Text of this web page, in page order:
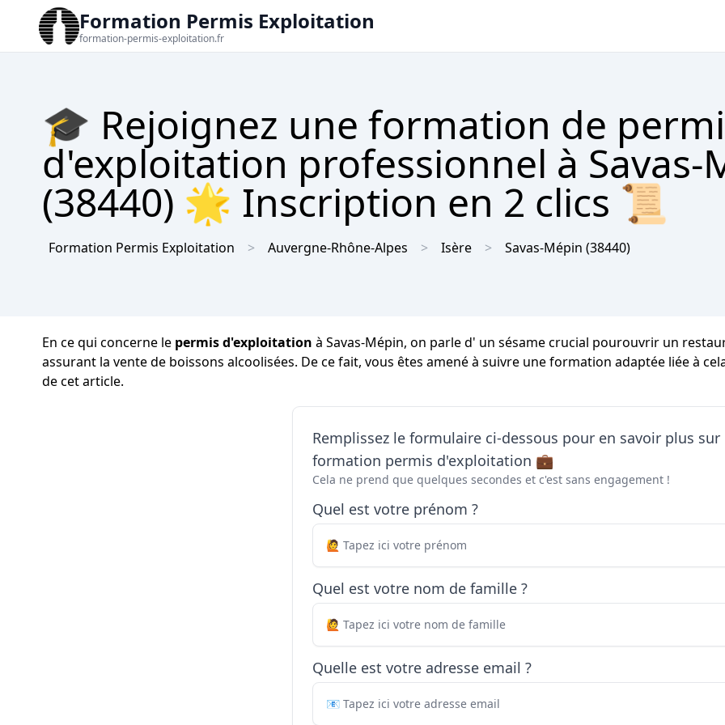
Formation Permis Exploitation
formation-permis-exploitation.fr
🎓 Rejoignez une formation de
d'exploitation professionnel à Savas-
(38440) 🌟 Inscription en 2 clics 📜
Formation Permis Exploitation Auvergne-Rhône-Alpes Isère Savas-Mépin (38440)
En ce qui concerne le permis d'exploitation à Savas-Mépin, on parle d' un sésame crucial pourouvrir un
assurant la vente de boissons alcoolisées. De ce fait, vous êtes amené à suivre une formation adaptée liée à
de cet article.
Remplissez le formulaire ci-dessous pour en savoir plus sur
formation permis d'exploitation 💼
Cela ne prend que quelques secondes et c'est sans engagement !
Quel est votre prénom ?
Quel est votre nom de famille ?
Quelle est votre adresse email ?